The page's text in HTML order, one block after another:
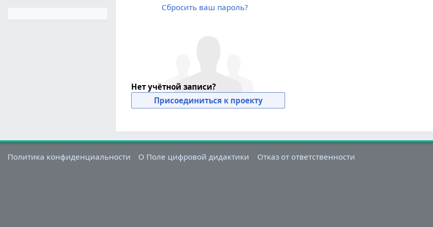
Сбросить ваш пароль?
Нет учётной записи?
Присоединиться к проекту
Политика конфиденциальности О Поле цифровой дидактики Отказ от ответственности